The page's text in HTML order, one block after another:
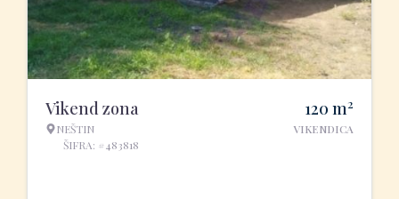
Vikend zona
NEŠTIN
ŠIFRA: #483818
120 m2
VIKENDICA